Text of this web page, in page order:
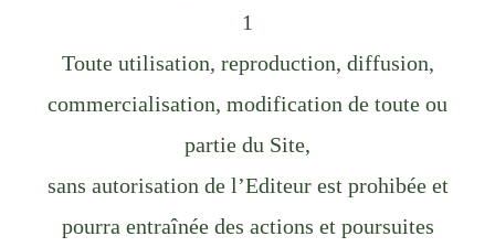
1
Toute utilisation, reproduction, diffusion,
commercialisation, modification de toute ou
partie du Site,
sans autorisation de l’Editeur est prohibée et
pourra entraînée des actions et poursuites